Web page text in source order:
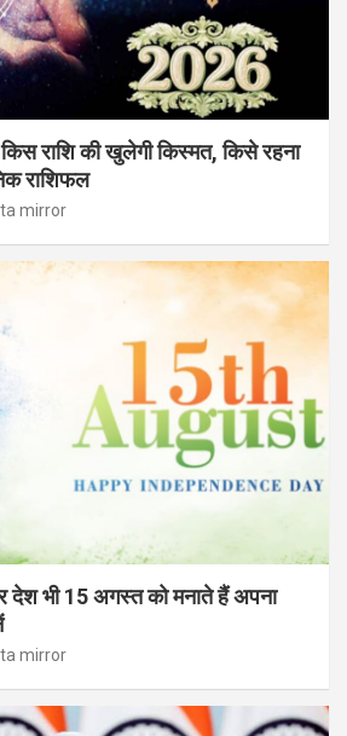
राशि की खुलेगी किस्मत, किसे रहना
राशिफल
mirror
देश भी 15 अगस्त को मनाते हैं अपना
mirror